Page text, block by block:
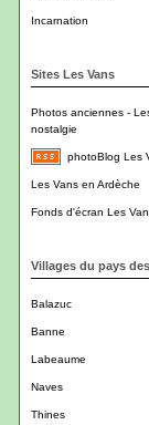
Incarnation
Sites Les Vans
Photos anciennes -
nostalgie
photoBlog Les
Les Vans en Ardèche
Fonds d'écran Les
Villages du pays
Balazuc
Banne
Labeaume
Naves
Thines